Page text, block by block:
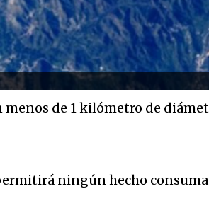
de 1 kilómetro de
ningún hecho